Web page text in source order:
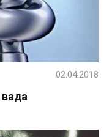
вада
02.04.2018